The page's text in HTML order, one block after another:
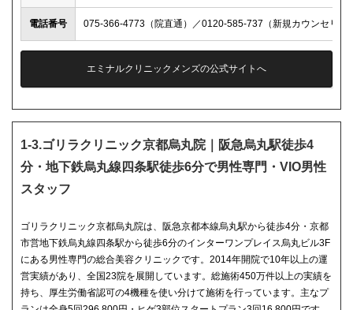
電話番号 075-366-4773（院直通）／0120-585-737（新規カウンセリン
エミナルクリニックメンズの公式サイトへ
1-3.ゴリラクリニック京都烏丸院｜阪急烏丸駅徒歩4
分・地下鉄烏丸線四条駅徒歩6分で男性専門・VIO男性
スタッフ
ゴリラクリニック京都烏丸院は、阪急京都本線烏丸駅から徒歩4分・京都
市営地下鉄烏丸線四条駅から徒歩6分のインターワンプレイス烏丸ビル3F
にある男性専門の総合美容クリニックです。2014年開院で10年以上の運
営実績があり、全国23院を展開しています。総施術450万件以上の実績を
持ち、厚生労働省認可の4機種を使い分けて施術を行っています。主なプ